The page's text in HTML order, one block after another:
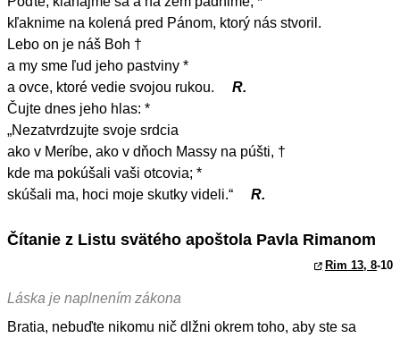
kľaknime na kolená pred Pánom, ktorý nás stvoril.
Lebo on je náš Boh †
a my sme ľud jeho pastviny *
a ovce, ktoré vedie svojou rukou.
R.
Čujte dnes jeho hlas: *
„Nezatvrdzujte svoje srdcia
ako v Meríbe, ako v dňoch Massy na púšti, †
kde ma pokúšali vaši otcovia; *
skúšali ma, hoci moje skutky videli.“
R.
Čítanie z Listu svätého apoštola Pavla Rimanom
Rim 13, 8-10
Láska je naplnením zákona
Bratia, nebuďte nikomu nič dlžni okrem toho, aby ste sa